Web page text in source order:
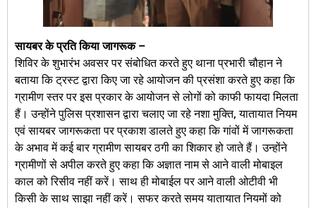
सायबर के प्रति किया जागरूक –
शिविर के शुभारंभ अवसर पर संबोधित करते हुए थाना प्रभारी चौहान ने
बताया कि ट्रस्ट द्वारा किए जा रहे आयोजन की प्रसंशा करते हुए कहा कि
ग्रामीण स्तर पर इस प्रकार के आयोजन से लोगों को काफी फायदा मिलता
हैं। उन्होंने पुलिस प्रशासन द्वारा चलाए जा रहे नशा मुक्ति, यातायात नियम
एवं सायबर जागरूकता पर प्रकाश डालते हुए कहा कि गांवों में जागरूकता
के अभाव में कई बार ग्रामीण सायबर ठगी का शिकार हो जाते हैं। उन्होंने
ग्रामीणों से अपील करते हुए कहा कि अज्ञात नाम से आने वाली मोबाइल
काल को रिसीव नहीं करें। साथ ही मोबाईल पर आने वाली ओटीवी भी
किसी के साथ साझा नहीं करें। सफर करते समय यातायात नियमों को